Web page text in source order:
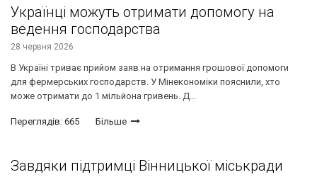
Українці можуть отримати допомогу на
ведення господарства
28 червня 2026
В Україні триває прийом заяв на отримання грошової допомоги
для фермерських господарств. У Мінекономіки пояснили, хто
може отримати до 1 мільйона гривень. Д...
Переглядів: 665 Більше
Завдяки підтримці Вінницької міськради